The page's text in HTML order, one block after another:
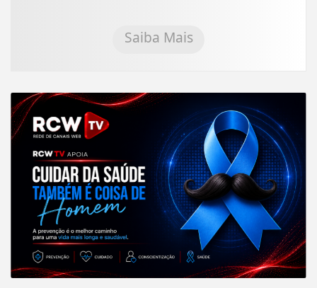
Saiba Mais